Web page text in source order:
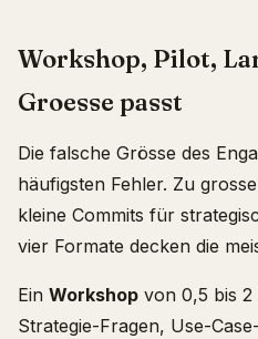
Workshop, Pilot,
Groesse passt
Die falsche Grösse des
häufigsten Fehler. Zu
kleine Commits für
vier Formate decken die
Ein Workshop von 0,5 bis 2
Strategie-Fragen, Use-